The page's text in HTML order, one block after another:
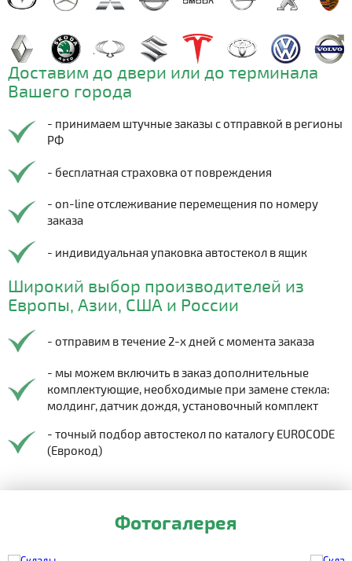
Доставим до двери или до терминала
Вашего города
- принимаем штучные заказы с отправкой в регионы
РФ
- бесплатная страховка от повреждения
- on-line отслеживание перемещения по номеру
заказа
- индивидуальная упаковка автостекол в ящик
Широкий выбор производителей из
Европы, Азии, США и России
- отправим в течение 2-х дней с момента заказа
- мы можем включить в заказ дополнительные
комплектующие, необходимые при замене стекла:
молдинг, датчик дождя, установочный комплект
- точный подбор автостекол по каталогу EUROCODE
(Еврокод)
Фотогалерея